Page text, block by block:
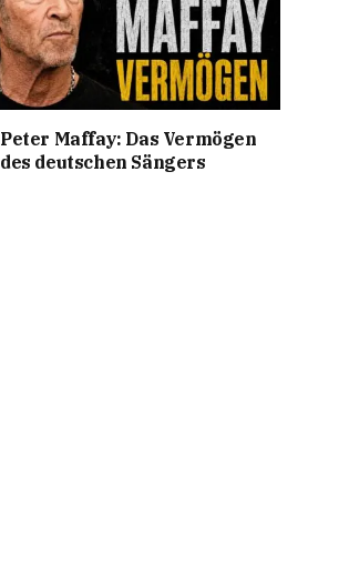
Peter Maffay: Das Vermögen
des deutschen Sängers